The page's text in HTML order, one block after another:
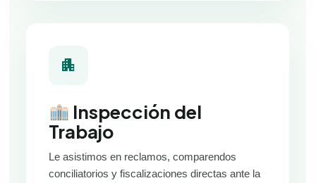
apartment
Inspección del
Trabajo
Le asistimos en reclamos, comparendos
conciliatorios y fiscalizaciones directas ante la